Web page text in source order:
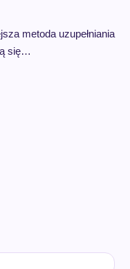
metoda uzupełniania
się…